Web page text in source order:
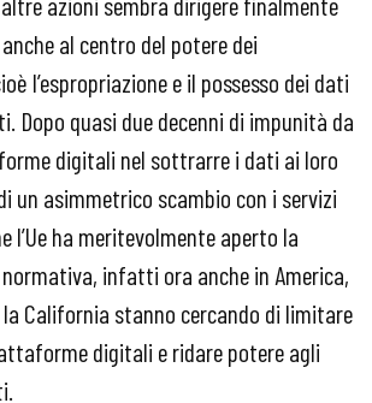
al centro del potere dei
l’espropriazione e il possesso dei dati
Dopo quasi due decenni di impunità da
digitali nel sottrarre i dati ai loro
un asimmetrico scambio con i servizi
l’Ue ha meritevolmente aperto la
infatti ora anche in America,
California stanno cercando di limitare
digitali e ridare potere agli